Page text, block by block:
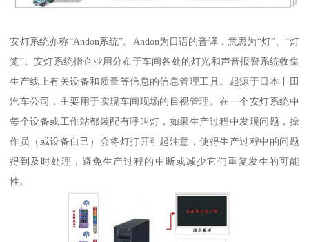
安灯系统亦称“Andon系统”。Andon为日语的音译，意思为“灯”、“灯
笼”。安灯系统指企业用分布于车间各处的灯光和声音报警系统收集
生产线上有关设备和质量等信息的信息管理工具。起源于日本丰田
汽车公司，主要用于实现车间现场的目视管理。在一个安灯系统中
每个设备或工作站都装配有呼叫灯，如果生产过程中发现问题，操
作员（或设备自己）会将灯打开引起注意，使得生产过程中的问题
得到及时处理，避免生产过程的中断或减少它们重复发生的可能
性。